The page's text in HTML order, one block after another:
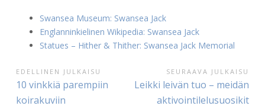
Swansea Museum: Swansea Jack
Englanninkielinen Wikipedia: Swansea Jack
Statues – Hither & Thither: Swansea Jack Memorial
ARTIKKELIEN
SELAUS
EDELLINEN JULKAISU
Edellinen
julkaisu:
10 vinkkiä parempiin
koirakuviin
SEURAAVA JULKAISU
Seuraava
julkaisu:
Leikki leivän tuo – meidän
aktivointilelusuosikit